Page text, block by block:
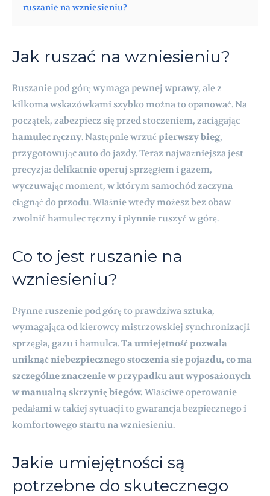
ruszanie na wzniesieniu?
Jak ruszać na wzniesieniu?
Ruszanie pod górę wymaga pewnej wprawy, ale z
kilkoma wskazówkami szybko można to opanować. Na
początek, zabezpiecz się przed stoczeniem, zaciągając
hamulec ręczny. Następnie wrzuć pierwszy bieg,
przygotowując auto do jazdy. Teraz najważniejsza jest
precyzja: delikatnie operuj sprzęgłem i gazem,
wyczuwając moment, w którym samochód zaczyna
ciągnąć do przodu. Właśnie wtedy możesz bez obaw
zwolnić hamulec ręczny i płynnie ruszyć w górę.
Co to jest ruszanie na
wzniesieniu?
Płynne ruszenie pod górę to prawdziwa sztuka,
wymagająca od kierowcy mistrzowskiej synchronizacji
sprzęgła, gazu i hamulca.Ta umiejętność pozwala
uniknąć niebezpiecznego stoczenia się pojazdu, co ma
szczególne znaczenie w przypadku aut wyposażonych
w manualną skrzynię biegów. Właściwe operowanie
pedałami w takiej sytuacji to gwarancja bezpiecznego i
komfortowego startu na wzniesieniu.
Jakie umiejętności są
potrzebne do skutecznego